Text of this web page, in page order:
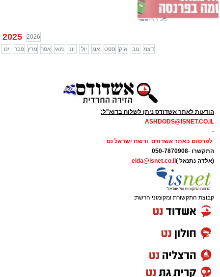
2025
2026
ינו
פבר מרץ אפר מאי יונ יול אוג ספט אוק נוב דצמ
הודעות לאתר אשדודס ניתן לשלוח בדוא"ל:
ASHDODS@ISNET.CO.IL
-
לפרסום באתר אשדודס ורשת ישראל נט
התקשרו -
050-7870908
(אלדה נתנאל ) elda@isnet.co.il
קבוצת התקשורת ומקומוני הרשת: